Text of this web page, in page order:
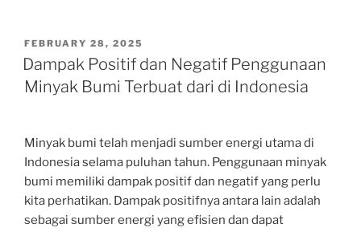
POSTED
ON
FEBRUARY 28, 2025
Dampak Positif dan Negatif Penggunaan
Minyak Bumi Terbuat dari di Indonesia
Minyak bumi telah menjadi sumber energi utama di
Indonesia selama puluhan tahun. Penggunaan minyak
bumi memiliki dampak positif dan negatif yang perlu
kita perhatikan. Dampak positifnya antara lain adalah
sebagai sumber energi yang efisien dan dapat